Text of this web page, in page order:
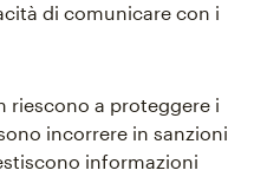
di comunicare con i
riescono a proteggere i
incorrere in sanzioni
informazioni